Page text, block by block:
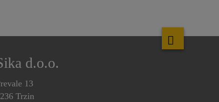
d.o.o.
13
Trzin